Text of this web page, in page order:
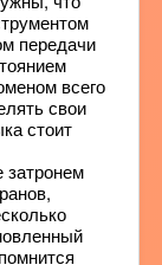
передачи
всего
свои
стоит
затронем